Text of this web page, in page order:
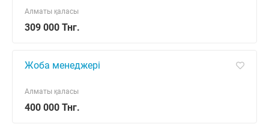
309 000 Тнг.
Алматы қаласы
Жоба менеджері
400 000 Тнг.
Алматы қаласы